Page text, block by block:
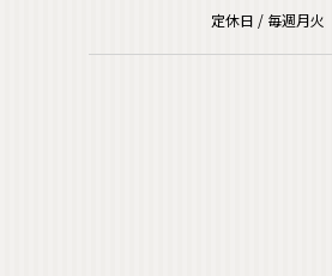
定休日 / 毎週月火